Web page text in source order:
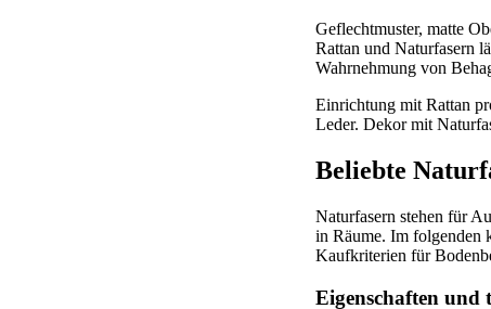
Geflechtmuster, matte
Rattan und Naturfasern
Wahrnehmung von
Einrichtung mit Rattan
Leder. Dekor mit
Beliebte
Naturfasern stehen für
in Räume. Im folgenden
Kaufkriterien für
Eigenschaften und